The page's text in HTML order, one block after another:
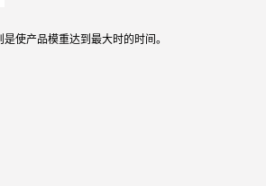
使产品模重达到最大时的时间。